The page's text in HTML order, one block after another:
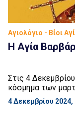
Αγιολόγιο - Βίοι
Η Αγία
Στις 4
κόσμημα των
της ήταν από
Ηλιουπόλεως και
4 Δεκεμβρίου 2024,